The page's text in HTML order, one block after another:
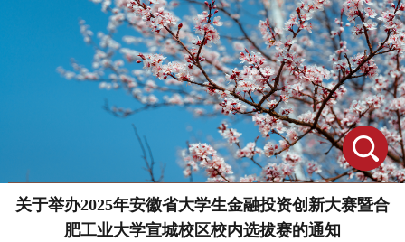
关于举办2025年安徽省大学生金融投资创新大赛暨合
肥工业大学宣城校区校内选拔赛的通知